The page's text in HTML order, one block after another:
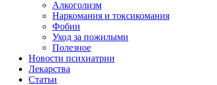
Алкоголизм
Наркомания и токсикомания
Фобии
Уход за пожилыми
Полезное
Новости психиатрии
Лекарства
Статьи